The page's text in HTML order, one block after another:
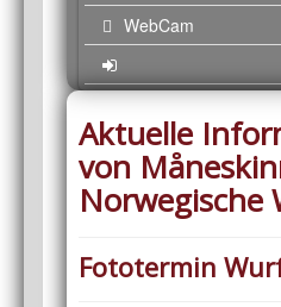
WebCam
Aktuelle
von
Norwegische
Fototermin